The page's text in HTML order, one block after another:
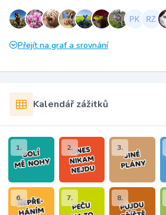
Přejít na graf a srovnání
Kalendář zážitků
1. 2. 3.
6. 7. 8.